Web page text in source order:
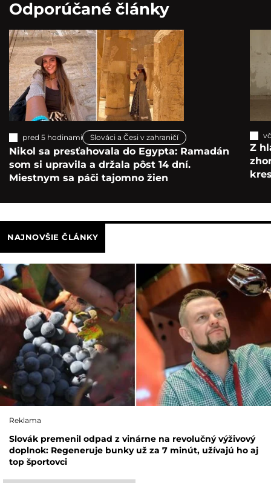
Odporúčané články
pred 5 hodinami Slováci a Česi v zahraničí
Nikol sa presťahovala do Egypta: Ramadán
som si upravila a držala pôst 14 dní.
Miestnym sa páči tajomno žien
Z
NAJNOVŠIE ČLÁNKY
Reklama
Slovák premenil odpad z vinárne na revolučný výživový
doplnok: Regeneruje bunky už za 7 minút, užívajú ho aj
top športovci